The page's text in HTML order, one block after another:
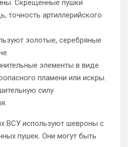
Скрещенные пушки
точность артиллерийского
золотые, серебряные
элементы в виде
пламени или искры.
силу
ВСУ используют шевроны с
пушек. Они могут быть